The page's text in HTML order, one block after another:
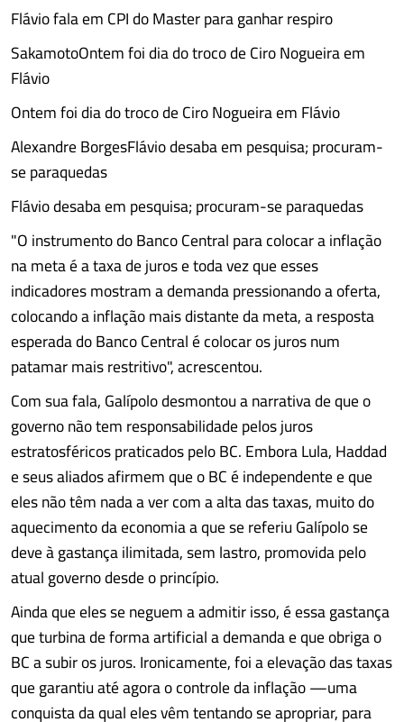
Flávio fala em CPI do Master para ganhar respiro
SakamotoOntem foi dia do troco de Ciro Nogueira em
Flávio
Ontem foi dia do troco de Ciro Nogueira em Flávio
Alexandre BorgesFlávio desaba em pesquisa; procuram-
se paraquedas
Flávio desaba em pesquisa; procuram-se paraquedas
"O instrumento do Banco Central para colocar a inflação
na meta é a taxa de juros e toda vez que esses
indicadores mostram a demanda pressionando a oferta,
colocando a inflação mais distante da meta, a resposta
esperada do Banco Central é colocar os juros num
patamar mais restritivo", acrescentou.
Com sua fala, Galípolo desmontou a narrativa de que o
governo não tem responsabilidade pelos juros
estratosféricos praticados pelo BC. Embora Lula, Haddad
e seus aliados afirmem que o BC é independente e que
eles não têm nada a ver com a alta das taxas, muito do
aquecimento da economia a que se referiu Galípolo se
deve à gastança ilimitada, sem lastro, promovida pelo
atual governo desde o princípio.
Ainda que eles se neguem a admitir isso, é essa gastança
que turbina de forma artificial a demanda e que obriga o
BC a subir os juros. Ironicamente, foi a elevação das taxas
que garantiu até agora o controle da inflação —uma
conquista da qual eles vêm tentando se apropriar, para